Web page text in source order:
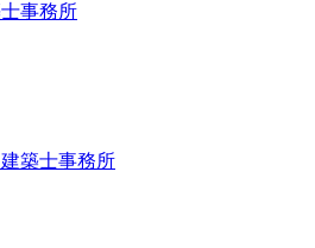
事務所
築士事務所